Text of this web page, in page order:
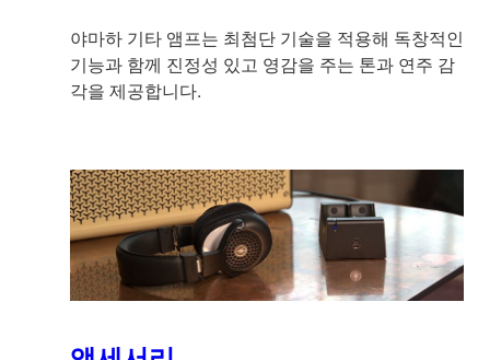
야마하 기타 앰프는 최첨단 기술을 적용해 독창적인
기능과 함께 진정성 있고 영감을 주는 톤과 연주 감
각을 제공합니다.